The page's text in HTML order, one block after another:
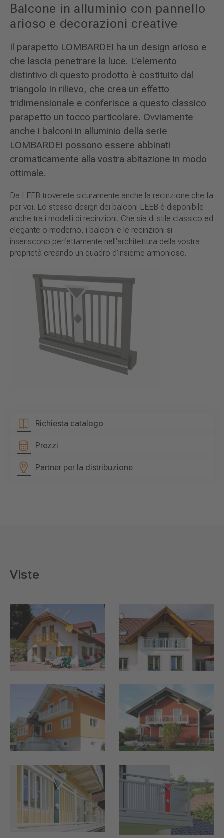
Balcone in alluminio con pannello
arioso e decorazioni creative
Il parapetto LOMBARDEI ha un design arioso e
che lascia penetrare la luce. L’elemento
distintivo di questo prodotto è costituito dal
triangolo in rilievo, che crea un effetto
tridimensionale e conferisce a questo classico
parapetto un tocco particolare. Ovviamente
anche i balconi in alluminio della serie
LOMBARDEI possono essere abbinati
cromaticamente alla vostra abitazione in modo
ottimale.
Da LEEB troverete sicuramente anche la recinzione che fa
per voi. Lo stesso design dei balconi LEEB è disponibile
anche tra i modelli di recinzioni. Che sia di stile classico ed
elegante o moderno, i balconi e le recinzioni si
inseriscono perfettamente nell’architettura della vostra
proprietà creando un quadro d’insieme armonioso.
Richiesta catalogo
Prezzi
Partner per la distribuzione
Viste